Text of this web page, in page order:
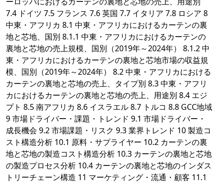
7.4 ドイツ 7.5 フランス 7.6 英国 7.7 イタリア 7.8 ロシア 8
中東・アフリカ 8.1 中東・アフリカにおけるカーテンの裏
地と芯地、国別 8.1.1 中東・アフリカにおけるカーテンの
裏地と芯地の売上規模、国別（2019年～2024年） 8.1.2 中
東・アフリカにおけるカーテンの裏地と芯地市場の収益規
模、国別（2019年～2024年） 8.2 中東・アフリカにおける
カーテンの裏地と芯地の売上、タイプ別 8.3 中東・アフリ
カにおけるカーテンの裏地と芯地の売上、用途別 8.4 エジ
プト 8.5 南アフリカ 8.6 イスラエル 8.7 トルコ 8.8 GCC地域
9 市場ドライバー・課題・トレンド 9.1 市場ドライバー・
成長機会 9.2 市場課題・リスク 9.3 業界トレンド 10 製造コ
スト構造分析 10.1 原料・サプライヤー 10.2 カーテンの裏
地と芯地の製造コスト構造分析 10.3 カーテンの裏地と芯地
の製造プロセス分析 10.4 カーテンの裏地と芯地のインダス
トリーチェーン構造 11 マーケティング・流通・顧客 11.1